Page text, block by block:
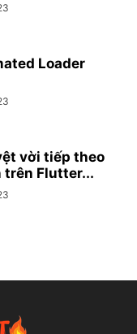
Loader
vời tiếp theo
Flutter...